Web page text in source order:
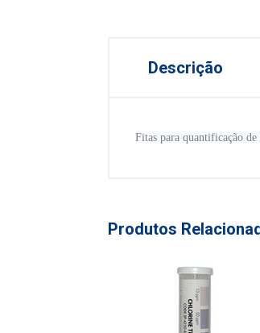
Descrição
Fitas para quantificação
Produtos